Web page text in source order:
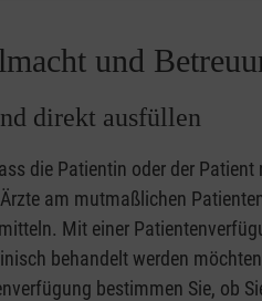
und
direkt ausfüllen
die Patientin oder der
am mutmaßlichen
Mit einer
behandelt werden
bestimmen Sie, ob